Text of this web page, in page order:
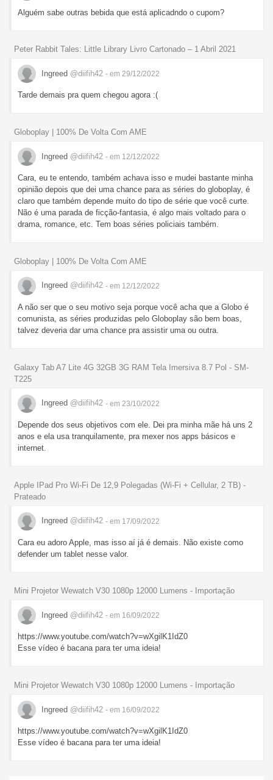
Alguém sabe outras bebida que está aplicadndo o cupom?
Peter Rabbit Tales: Little Library Livro Cartonado – 1 Abril 2021
Ingreed @diifih42 - em 29/12/2022
Tarde demais pra quem chegou agora :(
Globoplay | 100% De Volta Com AME
Ingreed @diifih42 - em 12/12/2022
Cara, eu te entendo, também achava isso e mudei bastante minha
opinião depois que dei uma chance para as séries do globoplay, é
claro que também depende muito do tipo de série que você curte.
Não é uma parada de ficção-fantasia, é algo mais voltado para o
drama, romance, etc. Tem boas séries policiais também.
Globoplay | 100% De Volta Com AME
Ingreed @diifih42 - em 12/12/2022
A não ser que o seu motivo seja porque você acha que a Globo é
comunista, as séries produzidas pelo Globoplay são bem boas,
talvez deveria dar uma chance pra assistir uma ou outra.
Galaxy Tab A7 Lite 4G 32GB 3G RAM Tela Imersiva 8.7 Pol - SM-
T225
Ingreed @diifih42 - em 23/10/2022
Depende dos seus objetivos com ele. Dei pra minha mãe há uns 2
anos e ela usa tranquilamente, pra mexer nos apps básicos e
internet.
Apple IPad Pro Wi-Fi De 12,9 Polegadas (Wi-Fi + Cellular, 2 TB) -
Prateado
Ingreed @diifih42 - em 17/09/2022
Cara eu adoro Apple, mas isso aí já é demais. Não existe como
defender um tablet nesse valor.
Mini Projetor Wewatch V30 1080p 12000 Lumens - Importação
Ingreed @diifih42 - em 16/09/2022
https://www.youtube.com/watch?v=wXgilK1IdZ0
Esse vídeo é bacana para ter uma ideia!
Mini Projetor Wewatch V30 1080p 12000 Lumens - Importação
Ingreed @diifih42 - em 16/09/2022
https://www.youtube.com/watch?v=wXgilK1IdZ0
Esse vídeo é bacana para ter uma ideia!